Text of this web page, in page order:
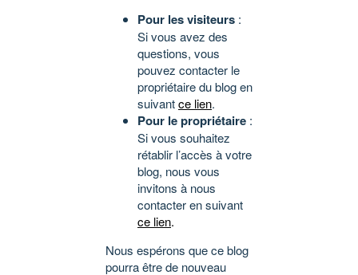
Pour les visiteurs :
Si vous avez des
questions, vous
pouvez contacter le
propriétaire du blog en
suivantce lien.
Pour le propriétaire :
Si vous souhaitez
rétablir l’accès à votre
blog, nous vous
invitons à nous
contacter en suivant
ce lien.
Nous espérons que ce blog
pourra être de nouveau